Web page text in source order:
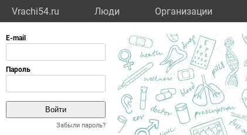
Vrachi54.ru Люди Организации
Забыли пароль?